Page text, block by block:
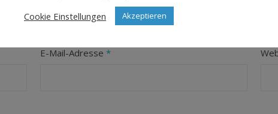
Erforderliche Felder sind mit* markiert
E-Mail-Adresse*
Cookie Einstellungen
Akzeptieren